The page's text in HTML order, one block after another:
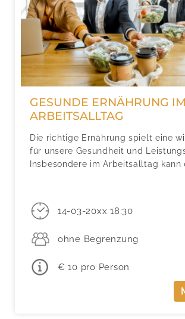
GESUNDE ERNÄHRUNG IM
ARBEITSALLTAG
Die richtige Ernährung spielt eine
für unsere Gesundheit und
Insbesondere im Arbeitsalltag kann
14-03-20xx 18:30
ohne Begrenzung
€ 10 pro Person